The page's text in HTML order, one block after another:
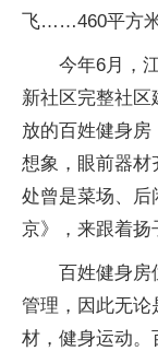
飞……460平方米
今年6月，
新社区完整社
放的百姓健身
想象，眼前器材
处曾是菜场、后
京》，来跟着扬
百姓健身房
管理，因此无论
材，健身运动。